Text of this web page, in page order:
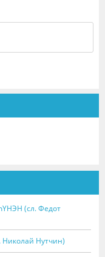
(сл. Федот
Нутчин)